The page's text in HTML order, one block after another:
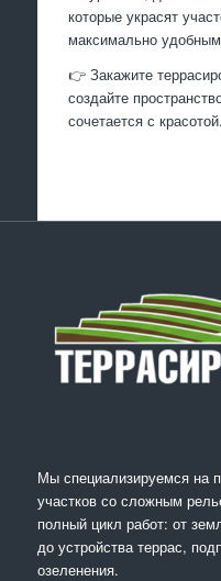
которые украсят
максимально
👉 Закажите
создайте
сочетается с красотой.
Мы специализируемся на
участков со сложным
полный цикл работ: от
до устройства террас,
озеленения.